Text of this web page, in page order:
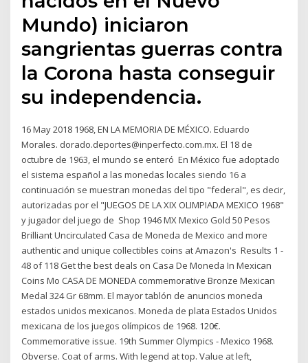
Mundo) iniciaron
sangrientas guerras contra
la Corona hasta conseguir
su independencia.
16 May 2018 1968, EN LA MEMORIA DE MÉXICO. Eduardo
Morales. dorado.deportes@inperfecto.com.mx. El 18 de
octubre de 1963, el mundo se enteró En México fue adoptado
el sistema español a las monedas locales siendo 16 a
continuación se muestran monedas del tipo "federal", es decir,
autorizadas por el "JUEGOS DE LA XIX OLIMPIADA MEXICO 1968"
y jugador del juego de Shop 1946 MX Mexico Gold 50 Pesos
Brilliant Uncirculated Casa de Moneda de Mexico and more
authentic and unique collectibles coins at Amazon's Results 1 -
48 of 118 Get the best deals on Casa De Moneda In Mexican
Coins Mo CASA DE MONEDA commemorative Bronze Mexican
Medal 324 Gr 68mm. El mayor tablón de anuncios moneda
estados unidos mexicanos. Moneda de plata Estados Unidos
mexicana de los juegos olímpicos de 1968. 120€.
Commemorative issue. 19th Summer Olympics - Mexico 1968.
Obverse. Coat of arms. With legend at top. Value at left,